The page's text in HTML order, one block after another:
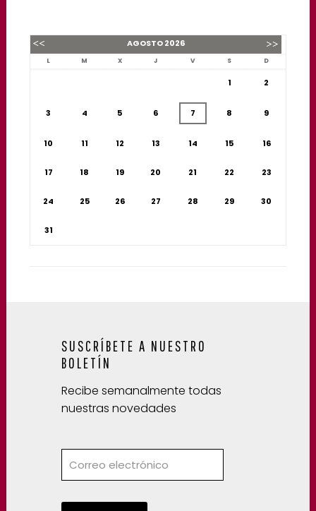
AGOSTO2026
L M X J V S D
1 2
3 4 5 6 7 8 9
10 11 12 13 14 15 16
17 18 19 20 21 22 23
24 25 26 27 28 29 30
31
SUSCRÍBETE A NUESTRO
BOLETÍN
Recibe semanalmente todas
nuestras novedades